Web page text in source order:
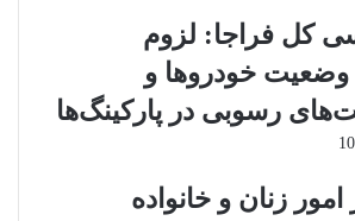
کل فراجا: لزوم
خودروها و
رسوبی در پارکینگ‌ها
زنان و خانواده